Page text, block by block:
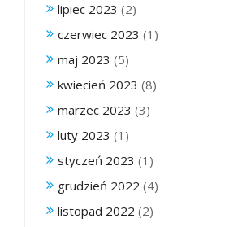
lipiec 2023 (2)
czerwiec 2023 (1)
maj 2023 (5)
kwiecień 2023 (8)
marzec 2023 (3)
luty 2023 (1)
styczeń 2023 (1)
grudzień 2022 (4)
listopad 2022 (2)